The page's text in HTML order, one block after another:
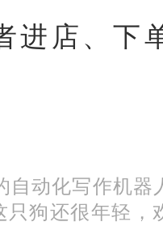
进店、下
动化写作机器
狗还很年轻，